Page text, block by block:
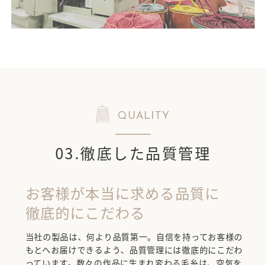
QUALITY
03.徹底した品質管理
お客様が本当に求める品質に
徹底的にこだわる
当社の製品は、何より品質第一。自信を持ってお客様の
もとへお届けできるよう、品質管理には徹底的にこだわ